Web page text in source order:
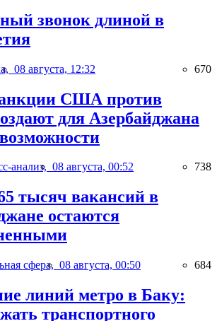
звонок длиной в
08 августа, 12:32 670
США против
для Азербайджана
анализ, 08 августа, 00:52 738
тысяч вакансий в
остаются
сфера, 08 августа, 00:50 684
линий метро в Баку:
транспортного